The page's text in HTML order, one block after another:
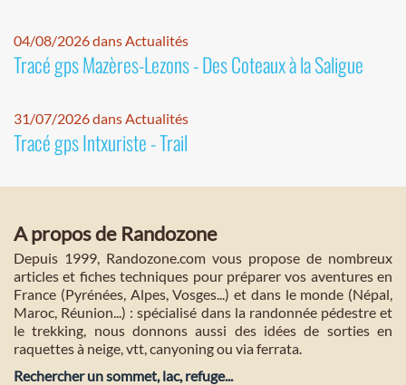
04/08/2026 dans Actualités
Tracé gps Mazères-Lezons - Des Coteaux à la Saligue
31/07/2026 dans Actualités
Tracé gps Intxuriste - Trail
A propos de Randozone
Depuis 1999, Randozone.com vous propose de nombreux
articles et fiches techniques pour préparer vos aventures en
France (Pyrénées, Alpes, Vosges...) et dans le monde (Népal,
Maroc, Réunion...) : spécialisé dans la randonnée pédestre et
le trekking, nous donnons aussi des idées de sorties en
raquettes à neige, vtt, canyoning ou via ferrata.
Rechercher un sommet, lac, refuge...